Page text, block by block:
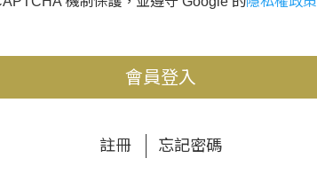
會員登入
註冊 忘記密碼